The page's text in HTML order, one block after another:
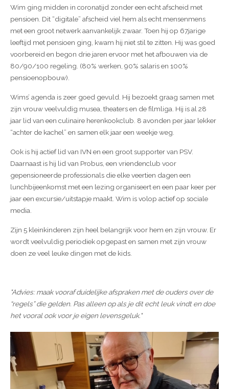
Wim ging midden in coronatijd zonder een echt afscheid met
pensioen. Dit “digitale” afscheid viel hem als echt mensenmens
met een groot netwerk aanvankelijk zwaar. Toen hij op 67jarige
leeftijd met pensioen ging, kwam hij niet stil te zitten. Hij was goed
voorbereid en begon drie jaren ervoor met het afbouwen via de
80/90/100 regeling. (80% werken, 90% salaris en 100%
pensioenopbouw).
Wims’ agenda is zeer goed gevuld. Hij bezoekt graag samen met
zijn vrouw veelvuldig musea, theaters en de filmliga. Hij is al 28
jaar lid van een culinaire herenkookclub. 8 avonden per jaar lekker
“achter de kachel” en samen elk jaar een weekje weg.
Ook is hij actief lid van IVN en een groot supporter van PSV.
Daarnaast is hij lid van Probus, een vriendenclub voor
gepensioneerde professionals die elke veertien dagen een
lunchbijeenkomst met een lezing organiseert en een paar keer per
jaar een excursie/uitstapje maakt. Wim is volop actief op sociale
media.
Zijn 5 kleinkinderen zijn heel belangrijk voor hem en zijn vrouw. Er
wordt veelvuldig periodiek opgepast en samen met zijn vrouw
doen ze veel leuke dingen met de kids.
"Advies: maak vooraf duidelijke afspraken met de ouders over de
“regels” die gelden. Pas alleen op als je dit echt leuk vindt en doe
het vooral ook voor je eigen levensgeluk."